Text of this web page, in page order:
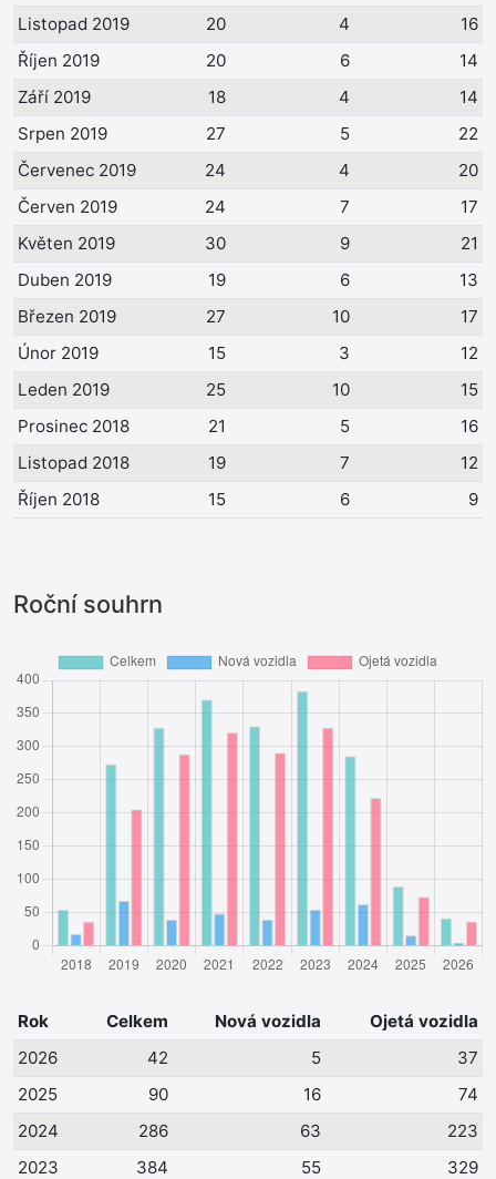
Listopad 2019
20 4
16
Říjen 2019
20 6
14
Září 2019
18 4
14
Srpen 2019
27 5
22
Červenec 2019
24 4
20
Červen 2019
24 7
17
Květen 2019
30 9
21
Duben 2019
19 6
13
Březen 2019
27 10
17
Únor 2019
15 3
12
Leden 2019
25 10
15
Prosinec 2018
21 5
16
Listopad 2018
19 7
12
Říjen 2018
15 6 9
Roční souhrn
Rok Celkem Nová vozidla
Ojetá vozidla
2026
42 5
37
2025
90 16
74
2024
286 63
223
2023
384 55
329